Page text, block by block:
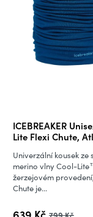
ICEBREAKER
Lite Flexi Chute,
Univerzální kousek ze
merino vlny Cool-
žerzejovém
Chute je...